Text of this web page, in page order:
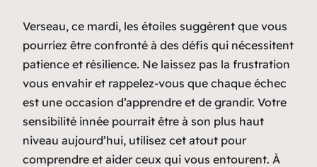
Verseau, ce mardi, les étoiles suggèrent que vous
pourriez être confronté à des défis qui nécessitent
patience et résilience. Ne laissez pas la frustration
vous envahir et rappelez-vous que chaque échec
est une occasion d’apprendre et de grandir. Votre
sensibilité innée pourrait être à son plus haut
niveau aujourd’hui, utilisez cet atout pour
comprendre et aider ceux qui vous entourent. À